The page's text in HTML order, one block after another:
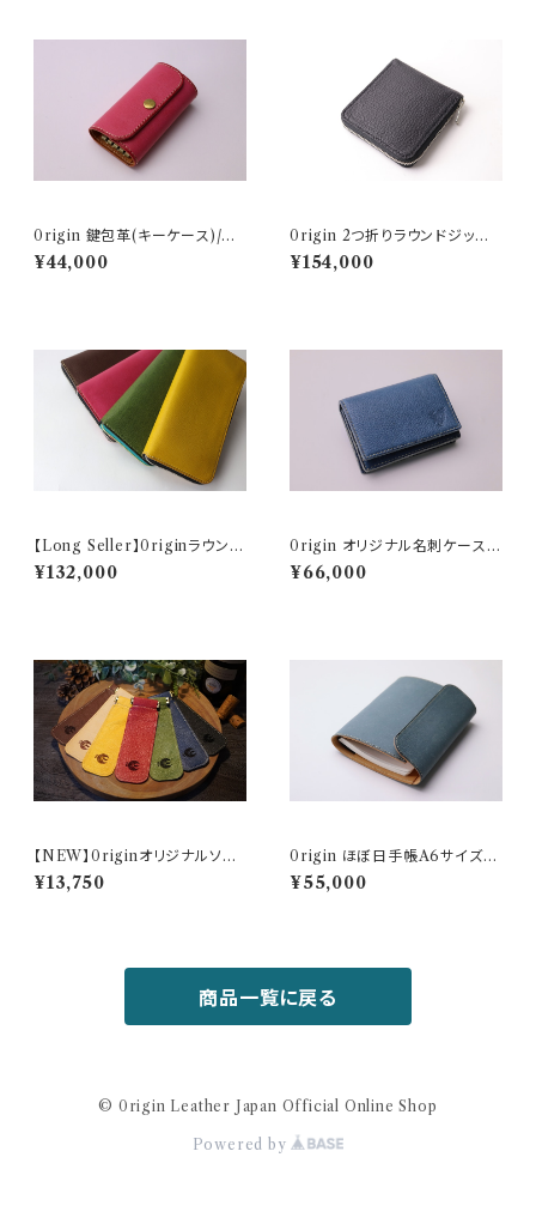
0rigin 鍵包革(キーケース)/紀
州天然日本鹿革
¥44,000
0rigin 2つ折りラウンドジップ
ウォレット/紀州天然日本鹿革
¥154,000
【Long Seller】0riginラウンド
ファスナーロングウォレット/紀州
天然日本鹿
¥132,000
0rigin オリジナル名刺ケース
(標準厚50枚程度収納可能)/紀
州天然日本鹿革
¥66,000
【NEW】0riginオリジナルソム
リエナイフケース/紀州天然日本
鹿
¥13,750
0rigin ほぼ日手帳A6サイズ本
包み（ブックカバー）/紀州天然日
本鹿革
¥55,000
商品一覧に戻る
© 0rigin Leather Japan Official Online Shop
Powered by